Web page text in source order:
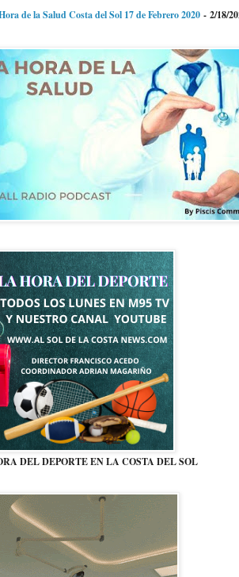
de la Salud Costa del Sol 17 de Febrero 2020 - 2/18/
DEL DEPORTE EN LA COSTA DEL SOL